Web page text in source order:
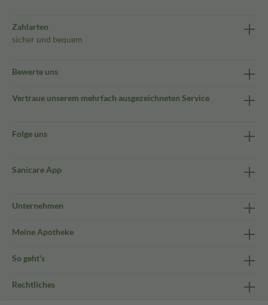
Zahlarten
sicher und bequem
Bewerte uns
Vertraue unserem mehrfach ausgezeichneten Service
Folge uns
Sanicare App
Unternehmen
Meine Apotheke
So geht's
Rechtliches